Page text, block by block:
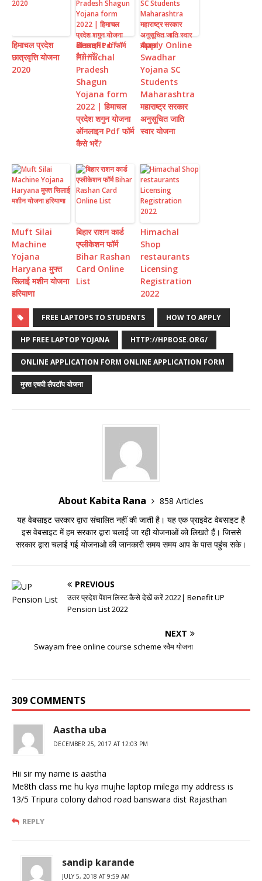
हिमाचल प्रदेश
छात्रवृत्ति योजना
2020
Benefit of
Himachal
Pradesh
Shagun
Yojana form
2022 | हिमाचल
प्रदेश शगुन योजना
ऑनलाइन Pdf फॉर्म
कैसे भरें?
Apply Online
Swadhar
Yojana SC
Students
Maharashtra
महाराष्ट्र सरकार
अनुसूचित जाति
स्वार योजना
Muft Silai
Machine
Yojana
Haryana मुफ्त
सिलाई मशीन योजना
हरियाणा
बिहार राशन कार्ड
एप्लीकेशन फॉर्म
Bihar Rashan
Card Online
List
Himachal
Shop
restaurants
Licensing
Registration
2022
FREE LAPTOPS TO STUDENTS HOW TO APPLY
HP FREE LAPTOP YOJANA HTTP://HPBOSE.ORG/
ONLINE APPLICATION FORM ONLINE APPLICATION FORM
मुफ्त एचपी लैपटॉप योजना
About Kabita Rana
858 Articles
यह वेबसाइट सरकार द्वारा संचालित नहीं की जाती है। यह एक प्राइवेट वेबसाइट है
इस वेबसाइट में हम सरकार द्वारा चलाई जा रही योजनाओं को लिखते हैं। जिससे
सरकार द्वारा चलाई गई योजनाओ की जानकारी समय समय आप के पास पहुंच सके।
PREVIOUS
उतर प्रदेश पेंशन लिस्ट कैसे देखें करें 2022| Benefit UP
Pension List 2022
NEXT
Swayam free online course scheme स्वैम योजना
309 COMMENTS
Aastha uba
DECEMBER 25, 2017 AT 12:03 PM
Hii sir my name is aastha
Me8th class me hu kya mujhe laptop milega my address is
13/5 Tripura colony dahod road banswara dist Rajasthan
REPLY
sandip karande
JULY 5, 2018 AT 9:59 AM